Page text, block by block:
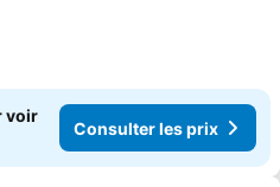
voir
Consulter les prix